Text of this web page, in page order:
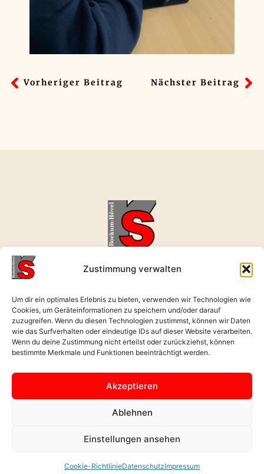
Zustimmung verwalten
Um dir ein optimales Erlebnis zu bieten, verwenden wir Technologien wie
Cookies, um Geräteinformationen zu speichern und/oder darauf
zuzugreifen. Wenn du diesen Technologien zustimmst, können wir Daten
wie das Surfverhalten oder eindeutige IDs auf dieser Website verarbeiten.
Wenn du deine Zustimmung nicht erteilst oder zurückziehst, können
bestimmte Merkmale und Funktionen beeinträchtigt werden.
Akzeptieren
Ablehnen
Einstellungen ansehen
Cookie-RichtlinieDatenschutzImpressum
Vorheriger Beitrag Nächster Beitrag
Zurück nach
oben
realschule-bockum-hoevel@rerb.schulen-hamm.de
02381 496631
Wernerstraße 9, 59075 Hamm
Öffnungszeiten: Mo. - Fr. : 08:00 - 17:00 Uhr
Cookie-Richtlinie (EU)
06/08/2026 /// Von Mert Yildirim